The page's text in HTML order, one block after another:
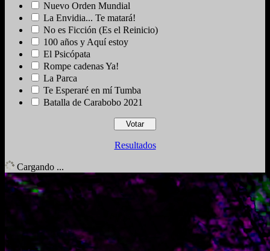
Nuevo Orden Mundial
La Envidia... Te matará!
No es Ficción (Es el Reinicio)
100 años y Aquí estoy
El Psicópata
Rompe cadenas Ya!
La Parca
Te Esperaré en mí Tumba
Batalla de Carabobo 2021
Resultados
Cargando ...